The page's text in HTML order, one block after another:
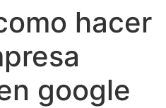
hacer
google